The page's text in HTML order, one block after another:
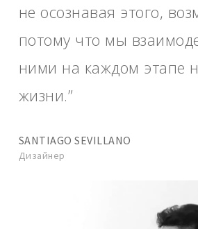
не осознавая этого,
потому что мы
ними на каждом этапе
жизни.”
SANTIAGO SEVILLANO
Дизайнер